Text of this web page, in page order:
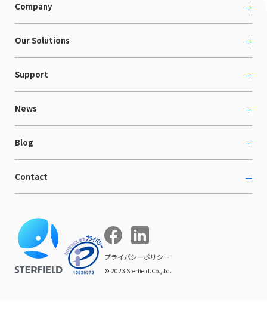
Company
About us
カルチャー
採用情報
Our Solutions
越境ECコンサルティング
Shopee支援
LaunchCart
海外向けホームページ制作
COMPE NAVI
Support
お役立ち資料
セミナー情報
News
プレスリリース
イベント
ニュース
Blog
ECブログ
開発ブログ
イベントレポート
Contact
プライバシーポリシー
© 2023 Sterfield.Co.,ltd.